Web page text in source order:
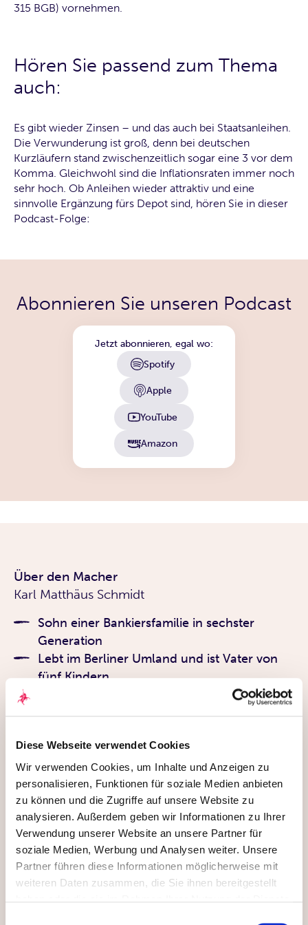
Diese Webseite verwendet Cookies
Wir verwenden Cookies, um Inhalte und Anzeigen zu
personalisieren, Funktionen für soziale Medien anbieten
zu können und die Zugriffe auf unsere Website zu
analysieren. Außerdem geben wir Informationen zu Ihrer
Verwendung unserer Website an unsere Partner für
soziale Medien, Werbung und Analysen weiter. Unsere
Partner führen diese Informationen möglicherweise mit
weiteren Daten zusammen, die Sie ihnen bereitgestellt
315 BGB) vornehmen.
Hören Sie passend zum Thema
auch:
Es gibt wieder Zinsen – und das auch bei Staatsanleihen.
Die Verwunderung ist groß, denn bei deutschen
Kurzläufern stand zwischenzeitlich sogar eine 3 vor dem
Komma. Gleichwohl sind die Inflationsraten immer noch
sehr hoch. Ob Anleihen wieder attraktiv und eine
sinnvolle Ergänzung fürs Depot sind, hören Sie in dieser
Podcast-Folge:
Abonnieren Sie unseren Podcast
Jetzt abonnieren, egal wo:
Spotify
Apple
YouTube
Amazon
Über den Macher
Karl Matthäus Schmidt
Sohn einer Bankiersfamilie in sechster
Generation
Lebt im Berliner Umland und ist Vater von
fünf Kindern
1994 gründete er mit 25 Jahren Consors,
den ersten Online-Broker Deutschlands
ersten unabhängig beratenden Bank in
Deutschland
2013 brachte er quirion, die digitale
Geldanlage der Quirin Privatbank, auf das
Finanzparkett
Sein Antrieb: eine faire und transparente
Finanzberatung für alle